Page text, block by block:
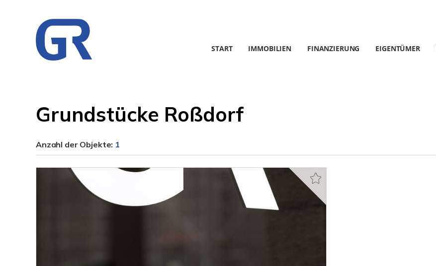
START IMMOBILIEN FINANZIERUNG EIGENTÜMER
Grundstücke Roßdorf
Anzahl der Objekte: 1